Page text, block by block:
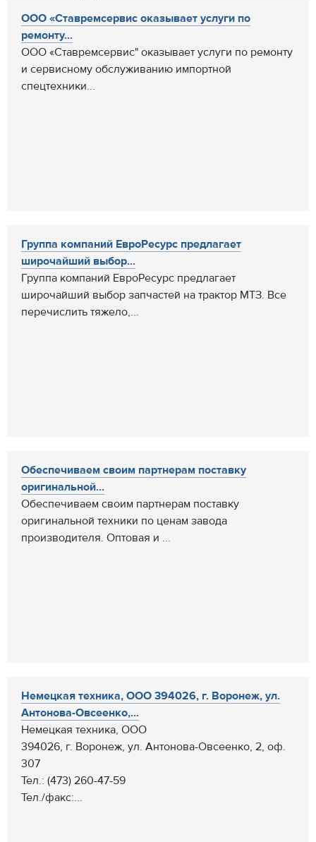
ООО «Ставремсервис оказывает услуги по
ремонту...
ООО «Ставремсервис" оказывает услуги по ремонту
и сервисному обслуживанию импортной
спецтехники...
Группа компаний ЕвроРесурс предлагает
широчайший выбор...
Группа компаний ЕвроРесурс предлагает
широчайший выбор запчастей на трактор МТЗ. Все
перечислить тяжело,...
Обеспечиваем своим партнерам поставку
оригинальной...
Обеспечиваем своим партнерам поставку
оригинальной техники по ценам завода
производителя. Оптовая и ...
Немецкая техника, ООО 394026, г. Воронеж, ул.
Антонова-Овсеенко,...
Немецкая техника, ООО
394026, г. Воронеж, ул. Антонова-Овсеенко, 2, оф.
307
Тел.: (473) 260-47-59
Тел./факс:...